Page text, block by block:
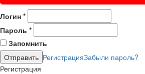
Логин *
Пароль *
Запомнить
РегистрацияЗабыли пароль?
Регистрация